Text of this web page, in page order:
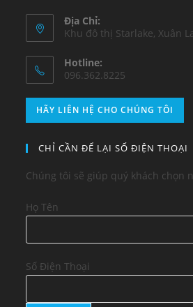
Địa Chỉ:
Khu đô thị Starlake, Xuân
Hotline:
096.362.8225
HÃY LIÊN HỆ CHO CHÚNG TÔI
CHỈ CẦN ĐỂ LẠI SỐ ĐIỆN THOẠI
Chúng tôi sẽ giúp quý khách chọn
Họ Tên
Số Điện Thoại